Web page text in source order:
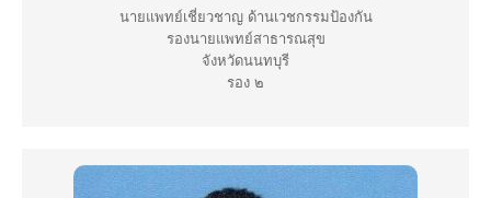
นายแพทย์เชี่ยวชาญ ด้านเวชกรรมป้องกัน
รองนายแพทย์สาธารณสุข
จังหวัดนนทบุรี
รอง ๒